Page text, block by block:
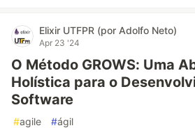
Elixir UTFPR (por Adolfo Neto)
Apr 23 '24
O Método GROWS: Uma
Holística para o
Software
#agile #ágil